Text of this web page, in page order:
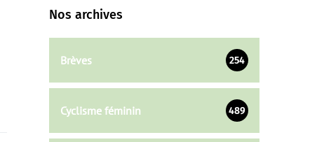
Nos archives
Brèves 254
Cyclisme féminin 489